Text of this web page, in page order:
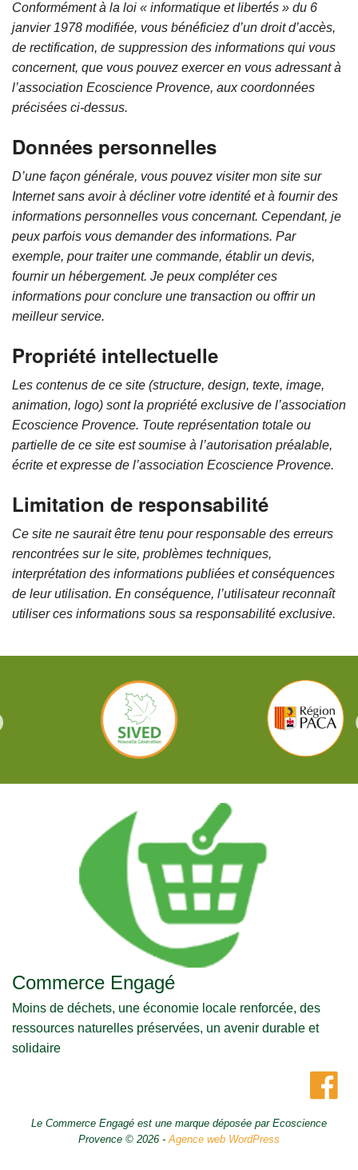
Conformément à la loi « informatique et libertés » du 6
janvier 1978 modifiée, vous bénéficiez d’un droit d’accès,
de rectification, de suppression des informations qui vous
concernent, que vous pouvez exercer en vous adressant à
l’association Ecoscience Provence, aux coordonnées
précisées ci-dessus.
Données personnelles
D’une façon générale, vous pouvez visiter mon site sur
Internet sans avoir à décliner votre identité et à fournir des
informations personnelles vous concernant. Cependant, je
peux parfois vous demander des informations. Par
exemple, pour traiter une commande, établir un devis,
fournir un hébergement. Je peux compléter ces
informations pour conclure une transaction ou offrir un
meilleur service.
Propriété intellectuelle
Les contenus de ce site (structure, design, texte, image,
animation, logo) sont la propriété exclusive de l’association
Ecoscience Provence. Toute représentation totale ou
partielle de ce site est soumise à l’autorisation préalable,
écrite et expresse de l’association Ecoscience Provence.
Limitation de responsabilité
Ce site ne saurait être tenu pour responsable des erreurs
rencontrées sur le site, problèmes techniques,
interprétation des informations publiées et conséquences
de leur utilisation. En conséquence, l’utilisateur reconnaît
utiliser ces informations sous sa responsabilité exclusive.
Commerce Engagé
Moins de déchets, une économie locale renforcée, des
ressources naturelles préservées, un avenir durable et
solidaire
Le Commerce Engagé est une marque déposée par Ecoscience
Provence © 2026 -Agence web WordPress